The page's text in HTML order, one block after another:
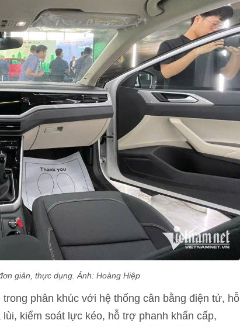
giản, thực dụng. Ảnh: Hoàng Hiệp
phân khúc với hệ thống cân bằng điện tử, hỗ
kiểm soát lực kéo, hỗ trợ phanh khẩn cấp,